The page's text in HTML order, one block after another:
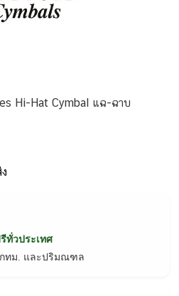
Hi-Hat Cymbal แฉ-ฉาบ
ทั่วประเทศ
ทม. และปริมณฑล